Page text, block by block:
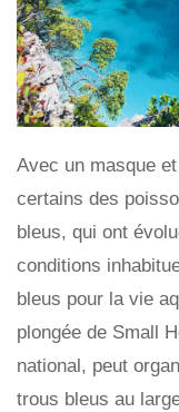
Avec un masque
certains des
bleus, qui ont
conditions
bleus pour la vie
plongée de Small
national, peut
trous bleus au